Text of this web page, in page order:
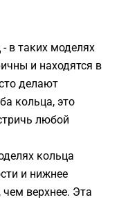
в таких моделях
и находятся в
делают
кольца, это
любой
кольца
и нижнее
верхнее. Эта